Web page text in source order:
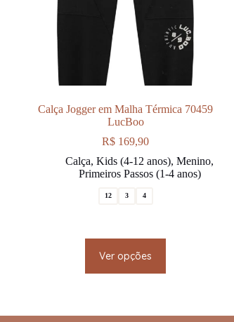
Calça Jogger em Malha Térmica 70459
LucBoo
R$ 169,90
Calça,Kids (4-12 anos),Menino,
Primeiros Passos (1-4 anos)
12 3 4
Ver opções
product
options